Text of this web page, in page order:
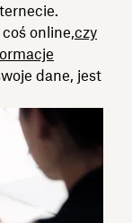
online,czy
dane, jest